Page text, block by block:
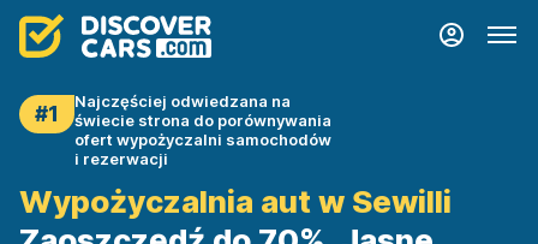
#1
Najczęściej odwiedzana na
świecie strona do porównywania
ofert wypożyczalni samochodów
i rezerwacji
Wypożyczalnia aut w Sewilli